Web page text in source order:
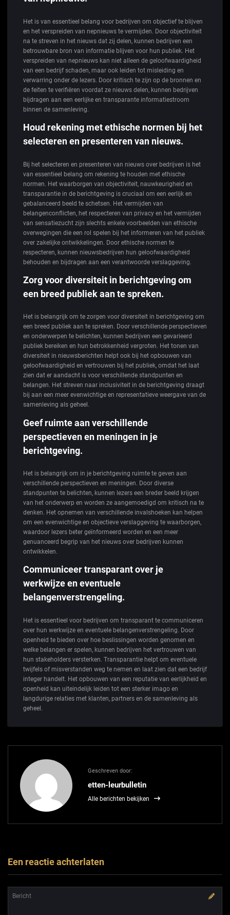
Het is van essentieel belang voor bedrijven om objectief te blijven
en het verspreiden van nepnieuws te vermijden. Door objectiviteit
na te streven in het nieuws dat zij delen, kunnen bedrijven een
betrouwbare bron van informatie blijven voor hun publiek. Het
verspreiden van nepnieuws kan niet alleen de geloofwaardigheid
van een bedrijf schaden, maar ook leiden tot misleiding en
verwarring onder de lezers. Door kritisch te zijn op de bronnen en
de feiten te verifiëren voordat ze nieuws delen, kunnen bedrijven
bijdragen aan een eerlijke en transparante informatiestroom
binnen de samenleving.
Houd rekening met ethische normen bij het
selecteren en presenteren van nieuws.
Bij het selecteren en presenteren van nieuws over bedrijven is het
van essentieel belang om rekening te houden met ethische
normen. Het waarborgen van objectiviteit, nauwkeurigheid en
transparantie in de berichtgeving is cruciaal om een eerlijk en
gebalanceerd beeld te schetsen. Het vermijden van
belangenconflicten, het respecteren van privacy en het vermijden
van sensatiezucht zijn slechts enkele voorbeelden van ethische
overwegingen die een rol spelen bij het informeren van het publiek
over zakelijke ontwikkelingen. Door ethische normen te
respecteren, kunnen nieuwsbedrijven hun geloofwaardigheid
behouden en bijdragen aan een verantwoorde verslaggeving.
Zorg voor diversiteit in berichtgeving om
een breed publiek aan te spreken.
Het is belangrijk om te zorgen voor diversiteit in berichtgeving om
een breed publiek aan te spreken. Door verschillende perspectieven
en onderwerpen te belichten, kunnen bedrijven een gevarieerd
publiek bereiken en hun betrokkenheid vergroten. Het tonen van
diversiteit in nieuwsberichten helpt ook bij het opbouwen van
geloofwaardigheid en vertrouwen bij het publiek, omdat het laat
zien dat er aandacht is voor verschillende standpunten en
belangen. Het streven naar inclusiviteit in de berichtgeving draagt
bij aan een meer evenwichtige en representatieve weergave van de
samenleving als geheel.
Geef ruimte aan verschillende
perspectieven en meningen in je
berichtgeving.
Het is belangrijk om in je berichtgeving ruimte te geven aan
verschillende perspectieven en meningen. Door diverse
standpunten te belichten, kunnen lezers een breder beeld krijgen
van het onderwerp en worden ze aangemoedigd om kritisch na te
denken. Het opnemen van verschillende invalshoeken kan helpen
om een evenwichtige en objectieve verslaggeving te waarborgen,
waardoor lezers beter geïnformeerd worden en een meer
genuanceerd begrip van het nieuws over bedrijven kunnen
ontwikkelen.
Communiceer transparant over je
werkwijze en eventuele
belangenverstrengeling.
Het is essentieel voor bedrijven om transparant te communiceren
over hun werkwijze en eventuele belangenverstrengeling. Door
openheid te bieden over hoe beslissingen worden genomen en
welke belangen er spelen, kunnen bedrijven het vertrouwen van
hun stakeholders versterken. Transparantie helpt om eventuele
twijfels of misverstanden weg te nemen en laat zien dat een bedrijf
integer handelt. Het opbouwen van een reputatie van eerlijkheid en
openheid kan uiteindelijk leiden tot een sterker imago en
langdurige relaties met klanten, partners en de samenleving als
geheel.
Geschreven door:
etten-leurbulletin
Alle berichten bekijken
Een reactie achterlaten